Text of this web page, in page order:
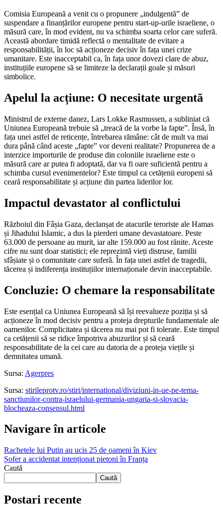
Comisia Europeană a venit cu o propunere „indulgentă” de
suspendare a finanțărilor europene pentru start-up-urile israeliene, o
măsură care, în mod evident, nu va schimba soarta celor care suferă.
Această abordare timidă reflectă o mentalitate de evitare a
responsabilității, în loc să acționeze decisiv în fața unei crize
umanitare. Este inacceptabil ca, în fața unor dovezi clare de abuz,
instituțiile europene să se limiteze la declarații goale și măsuri
simbolice.
Apelul la acțiune: O necesitate urgentă
Ministrul de externe danez, Lars Lokke Rasmussen, a subliniat că
Uniunea Europeană trebuie să „treacă de la vorbe la fapte”. Însă, în
fața unei astfel de reticențe, întrebarea rămâne: cât de mult va mai
dura până când aceste „fapte” vor deveni realitate? Propunerea de a
interzice importurile de produse din coloniile israeliene este o
măsură care ar putea fi adoptată, dar va fi oare suficientă pentru a
schimba cursul evenimentelor? Este timpul ca cetățenii europeni să
ceară responsabilitate și acțiune din partea liderilor lor.
Impactul devastator al conflictului
Războiul din Fâșia Gaza, declanșat de atacurile teroriste ale Hamas
și Jihadului Islamic, a dus la pierderi umane devastatoare. Peste
63.000 de persoane au murit, iar alte 159.000 au fost rănite. Aceste
cifre nu sunt doar statistici; ele reprezintă vieți distruse, familii
sfâșiate și o comunitate care suferă. În fața unei astfel de tragedii,
tăcerea și indiferența instituțiilor internaționale devin inacceptabile.
Concluzie: O chemare la responsabilitate
Este esențial ca Uniunea Europeană să își reevalueze poziția și să
acționeze în mod decisiv pentru a proteja drepturile fundamentale ale
oamenilor. Complicitatea și tăcerea nu mai pot fi tolerate. Este timpul
ca cetățenii să se ridice împotriva abuzurilor și să ceară
responsabilitate de la cei care au datoria de a proteja viețile și
demnitatea umană.
Sursa: Agerpres
Sursa: stirileprotv.ro/stiri/international/diviziuni-in-ue-pe-tema-
sanctiunilor-contra-israelului-germania-ungaria-si-slovacia-
blocheaza-consensul.html
Navigare în articole
Rachetele lui Putin au ucis 25 de oameni în Kiev
Șofer a accidentat intenționat pietoni în Franța
Caută
Caută
Postari recente